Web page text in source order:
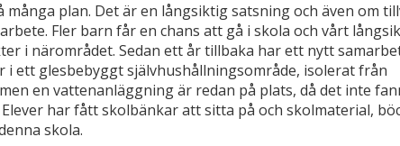
plan. Det är en långsiktig satsning och även om
Fler barn får en chans att gå i skola och vårt
i närområdet. Sedan ett år tillbaka har ett nytt
i ett glesbebyggt självhushållningsområde, isolerat från
en vattenanläggning är redan på plats, då det inte
har fått skolbänkar att sitta på och skolmaterial,
skola.